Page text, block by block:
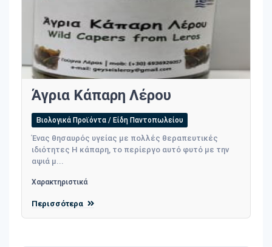
Άγρια Κάπαρη Λέρου
Βιολογικά Προϊόντα / Είδη Παντοπωλείου
Ένας θησαυρός υγείας με πολλές θεραπευτικές
ιδιότητες Η κάπαρη, το περίεργο αυτό φυτό με την
αψιά μ...
Χαρακτηριστικά
Περισσότερα